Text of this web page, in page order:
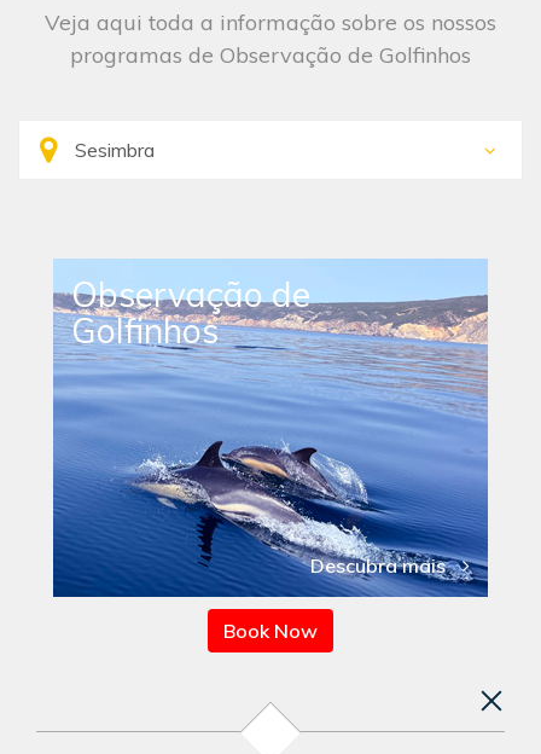
Veja aqui toda a informação sobre os nossos
programas de Observação de Golfinhos
Observação de
Golfinhos
Descubra mais
Book Now